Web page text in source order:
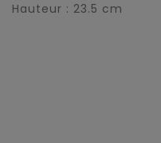
Hauteur : 23.5 cm